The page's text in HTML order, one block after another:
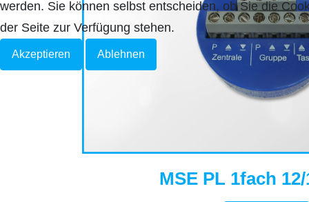
MSE PL 1fach
werden. Sie können selbst entscheiden, ob Sie die
der Seite zur Verfügung stehen.
Akzeptieren Ablehnen